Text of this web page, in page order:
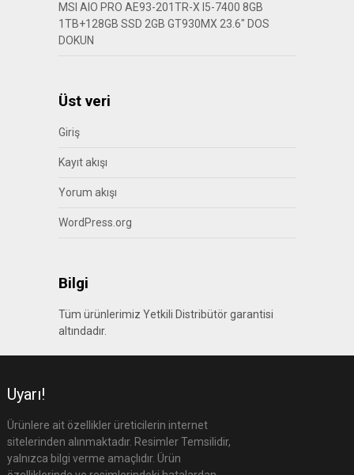
MSI AIO PRO AE93-201TR-X I5-7400 8GB
1TB+128GB SSD 2GB GT930MX 23.6″ DOS
DOKUN
Üst veri
Giriş
Kayıt akışı
Yorum akışı
WordPress.org
Bilgi
Tüm ürünlerimiz Yetkili Distribütör garantisi
altındadır.
Uyarı!
Ürünlere ait özellikler üreticilerin internet
sitelerinden alınmaktadır. Resimler Temsilidir,
yalnızca bilgi verme amaçlıdır. Ürün